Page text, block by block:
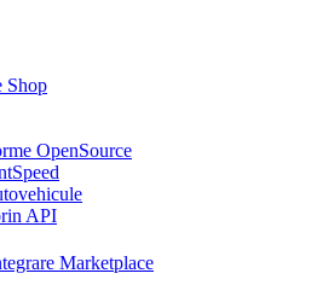
Shop
OpenSource
API
Marketplace